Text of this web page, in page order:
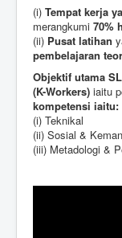
(i) Tempat kerja
merangkumi 70%
(ii) Pusat latihan
pembelajaran
Objektif utama
(K-Workers) iaitu
kompetensi iaitu:
(i) Teknikal
(ii) Sosial &
(iii) Metadologi &